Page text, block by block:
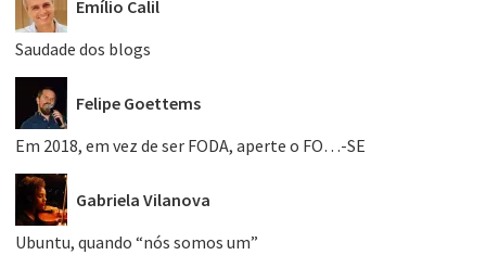
Emílio Calil
Saudade dos blogs
Felipe Goettems
Em 2018, em vez de ser FODA, aperte o FO…-SE
Gabriela Vilanova
Ubuntu, quando “nós somos um”